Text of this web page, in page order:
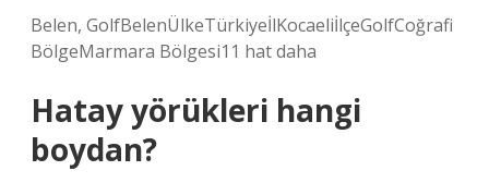
Belen, GolfBelenÜlkeTürkiyeİlKocaeliİlçeGolfCoğrafi
BölgeMarmara Bölgesi11 hat daha
Hatay yörükleri hangi
boydan?